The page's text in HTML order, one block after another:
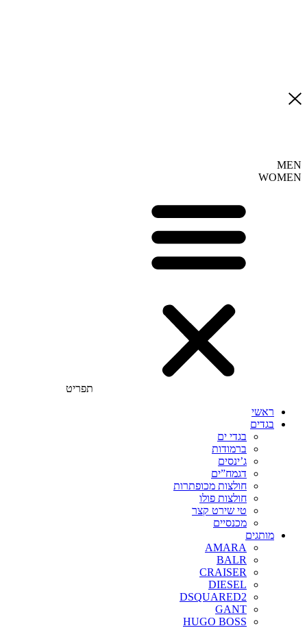
MEN
WOMEN
תפריט
ראשי
בגדים
בגדי ים
ברמודות
ג’ינסים
דגמח”ים
חולצות מכופתרות
חולצות פולו
טי שירט קצר
מכנסיים
מותגים
AMARA
BALR
CRAISER
DIESEL
DSQUARED2
GANT
HUGO BOSS